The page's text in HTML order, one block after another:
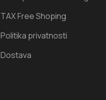
TAX Free Shoping
Politika privatnosti
Dostava